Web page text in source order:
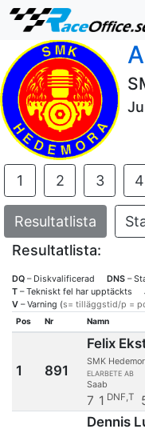
1 2 3 4
Resultatlista
Resultatlista:
DQ – Diskvalificerad DNS –
T – Tekniskt fel har upptäckts
V – Varning (s= tilläggstid/p =
Pos Nr Namn
1 891
Felix
SMK
ELARBETE AB
Saab
7 1 DNF,T
Dennis